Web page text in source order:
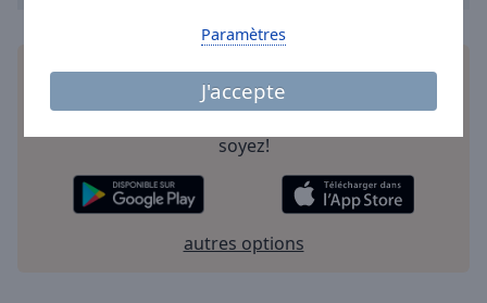
J'accepte
Paramètres
Installezl'applicationgratuite Online Radio Box
pour votre téléphone intelligent et d'écouter vos
soyez!
autres options